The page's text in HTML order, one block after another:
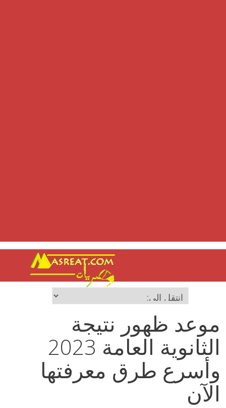
موعد ظهور نتيجة
الثانوية العامة 2023
وأسرع طرق معرفتها
الآن